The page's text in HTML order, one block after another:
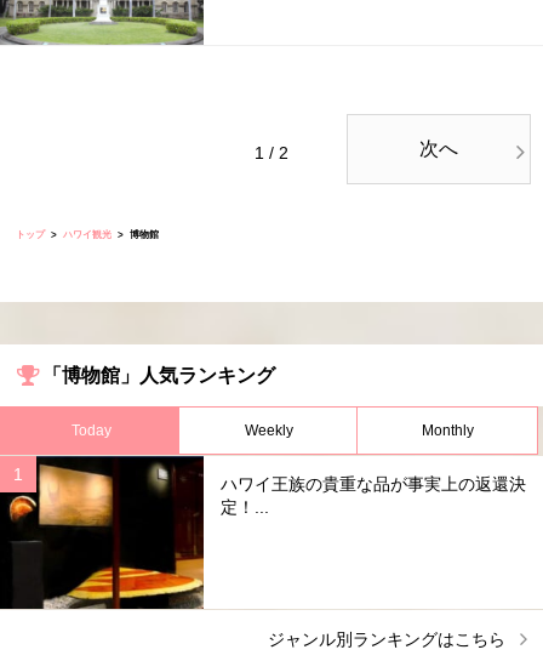
1 / 2 次へ
トップ ハワイ観光 博物館
「博物館」人気ランキング
Today Weekly Monthly
ハワイ王族の貴重な品が事実上の返還決
定！...
ジャンル別ランキングはこちら